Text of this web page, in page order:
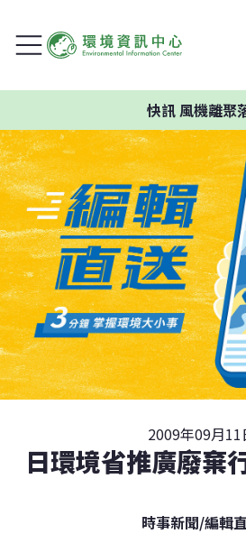
快訊風機離聚落
2009年09月11
日環境省推廣廢棄
時事新聞/編輯